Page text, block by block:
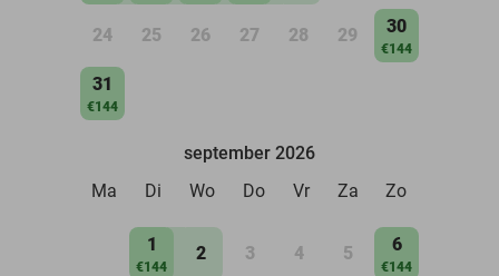
24 25 26 27 28 29 30
€144
31
€144
september 2026
Ma
Di Wo Do Vr Za Zo
1
€144
2 3 4 5 6
€144